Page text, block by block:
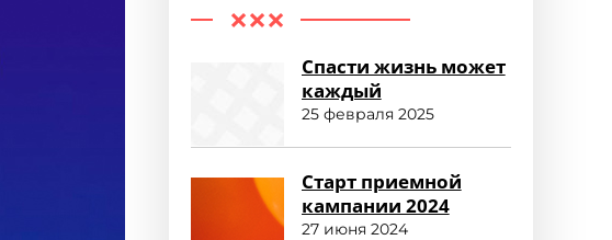
Спасти жизнь может
каждый
25 февраля 2025
Старт приемной
кампании 2024
27 июня 2024